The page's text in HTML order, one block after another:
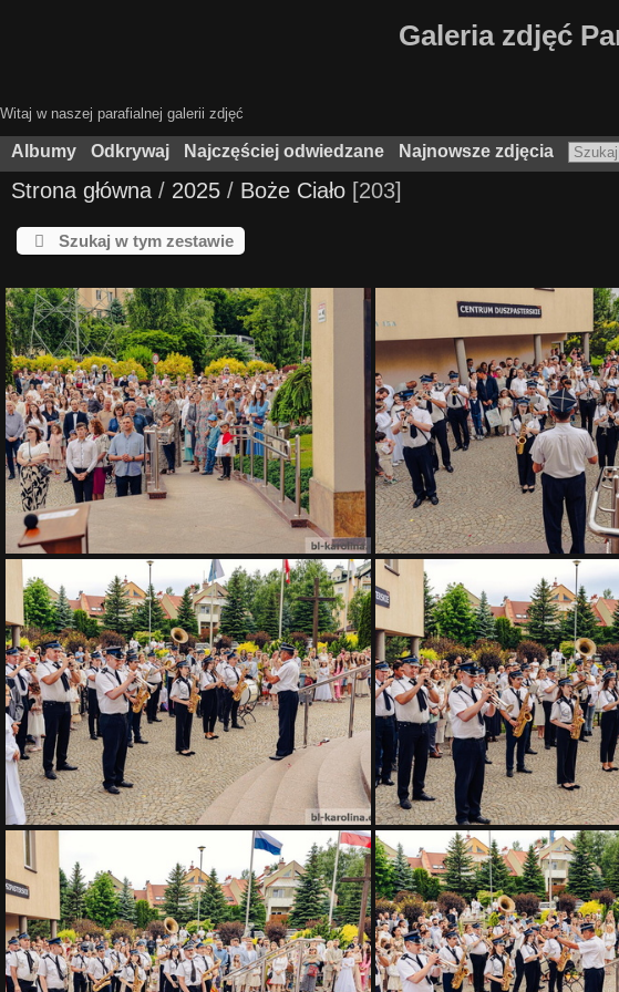
Galeria zdjęć
Witaj w naszej parafialnej galerii zdjęć
Albumy Odkrywaj Najczęściej odwiedzane Najnowsze zdjęcia
Strona główna / 2025 / Boże Ciało 203
Szukaj w tym zestawie
AIV06226 AIV06228
AIV06221 AIV06224